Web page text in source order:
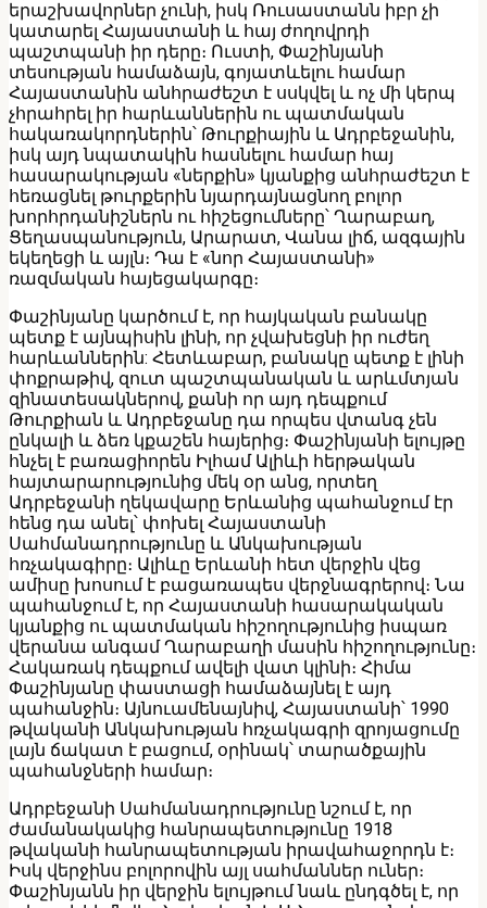
երաշխավորներ չունի, իսկ Ռուսաստանն իբր չի
կատարել Հայաստանի և հայ ժողովրդի
պաշտպանի իր դերը։ Ուստի, Փաշինյանի
տեսության համաձայն, գոյատևելու համար
Հայաստանին անհրաժեշտ է սսկվել և ոչ մի կերպ
չհրահրել իր հարևաններին ու պատմական
հակառակորդներին՝ Թուրքիային և Ադրբեջանին,
իսկ այդ նպատակին հասնելու համար հայ
հասարակության «ներքին» կյանքից անհրաժեշտ է
հեռացնել թուրքերին նյարդայնացնող բոլոր
խորհրդանիշներն ու հիշեցումները՝ Ղարաբաղ,
Ցեղասպանություն, Արարատ, Վանա լիճ, ազգային
եկեղեցի և այլն։ Դա է «նոր Հայաստանի»
ռազմական հայեցակարգը։
Փաշինյանը կարծում է, որ հայկական բանակը
պետք է այնպիսին լինի, որ չվախեցնի իր ուժեղ
հարևաններին: Հետևաբար, բանակը պետք է լինի
փոքրաթիվ, զուտ պաշտպանական և արևմտյան
զինատեսակներով, քանի որ այդ դեպքում
Թուրքիան և Ադրբեջանը դա որպես վտանգ չեն
ընկալի և ձեռ կքաշեն հայերից։ Փաշինյանի ելույթը
հնչել է բառացիորեն Իլհամ Ալիևի հերթական
հայտարարությունից մեկ օր անց, որտեղ
Ադրբեջանի ղեկավարը Երևանից պահանջում էր
հենց դա անել՝ փոխել Հայաստանի
Սահմանադրությունը և Անկախության
հռչակագիրը։ Ալիևը Երևանի հետ վերջին վեց
ամիսը խոսում է բացառապես վերջնագրերով։ Նա
պահանջում է, որ Հայաստանի հասարակական
կյանքից ու պատմական հիշողությունից իսպառ
վերանա անգամ Ղարաբաղի մասին հիշողությունը։
Հակառակ դեպքում ավելի վատ կլինի։ Հիմա
Փաշինյանը փաստացի համաձայնել է այդ
պահանջին։ Այնուամենայնիվ, Հայաստանի՝ 1990
թվականի Անկախության հռչակագրի զրոյացումը
լայն ճակատ է բացում, օրինակ՝ տարածքային
պահանջների համար։
Ադրբեջանի Սահմանադրությունը նշում է, որ
ժամանակակից հանրապետությունը 1918
թվականի հանրապետության իրավահաջորդն է։
Իսկ վերջինս բոլորովին այլ սահմաններ ուներ։
Փաշինյանն իր վերջին ելույթում նաև ընդգծել է, որ